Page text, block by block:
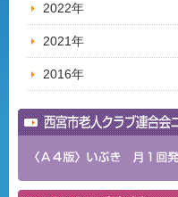
2022年
2021年
2016年